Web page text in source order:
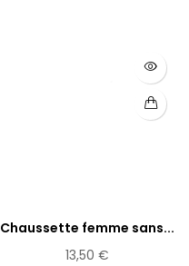
Chaussette femme sans...
13,50 €